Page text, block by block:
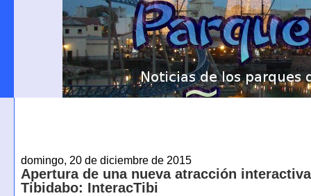
domingo, 20 de diciembre de 2015
Apertura de una nueva atracción
Tibidabo: InteracTibi